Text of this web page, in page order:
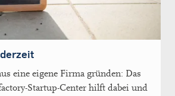
eine eigene Firma gründen: Das
Startup-Center hilft dabei und